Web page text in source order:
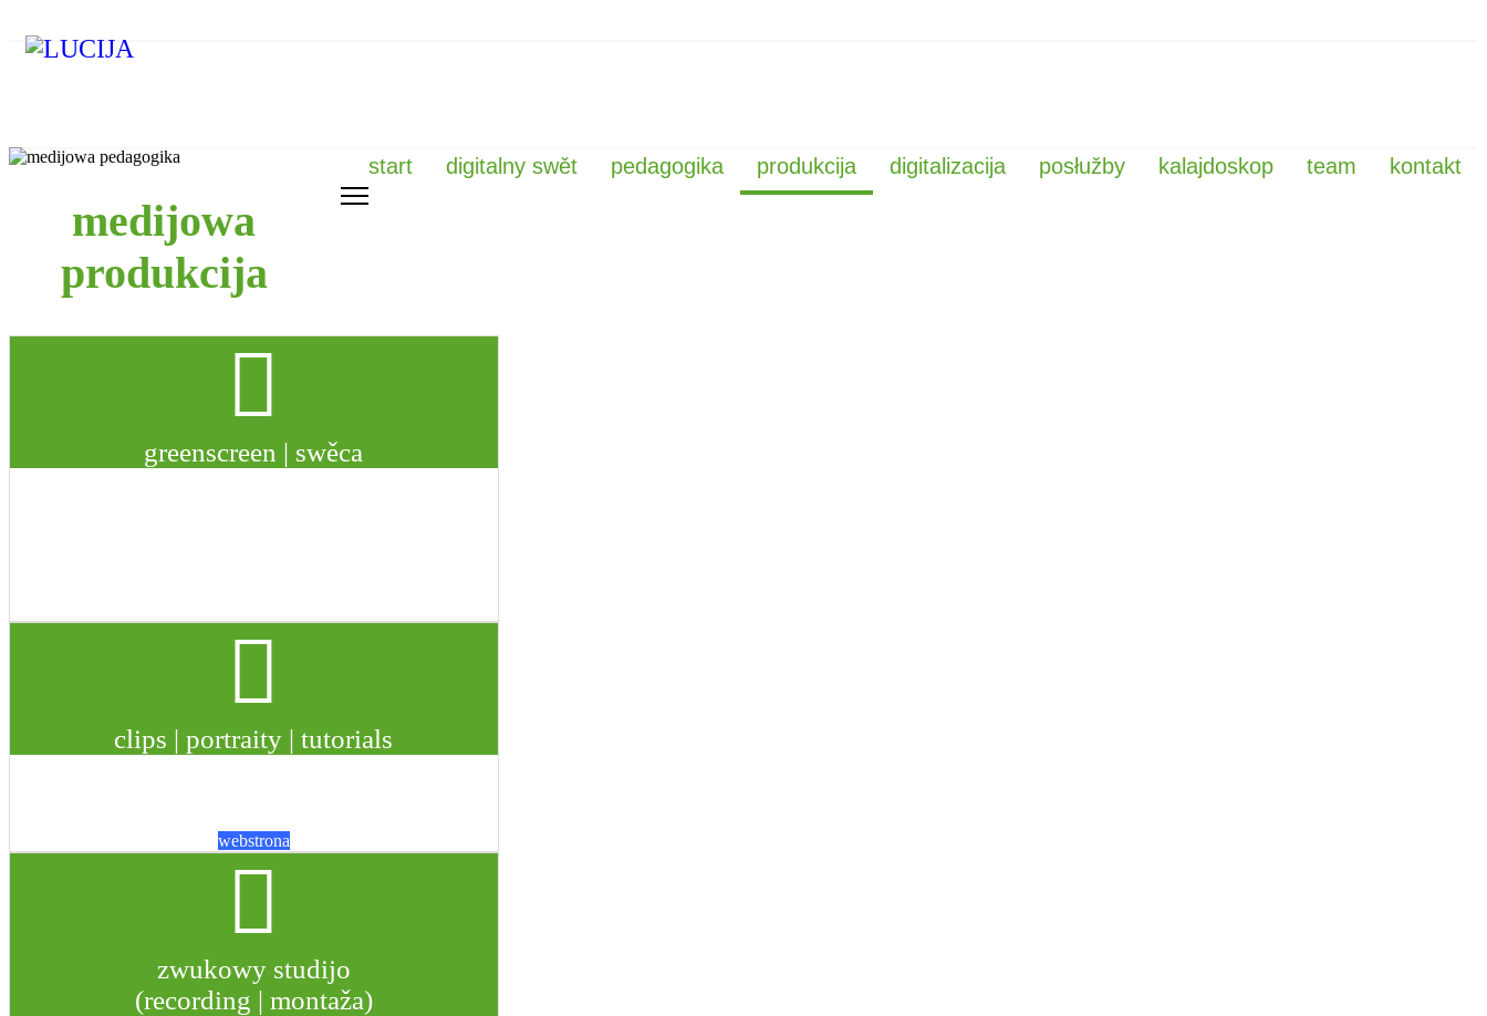
start digitalny swět pedagogika produkcija digitalizacija posłužby kalajdoskop team kontakt
medijowa
produkcija
greenscreen | swěca
clips | portraity | tutorials
webstrona
zwukowy studijo
(recording | montaža)